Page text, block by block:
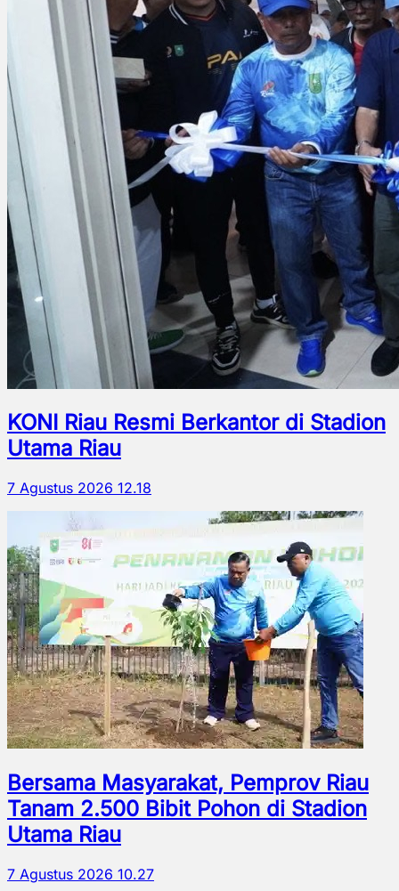
KONI Riau Resmi Berkantor di Stadion
Utama Riau
7 Agustus 2026 12.18
Bersama Masyarakat, Pemprov Riau
Tanam 2.500 Bibit Pohon di Stadion
Utama Riau
7 Agustus 2026 10.27